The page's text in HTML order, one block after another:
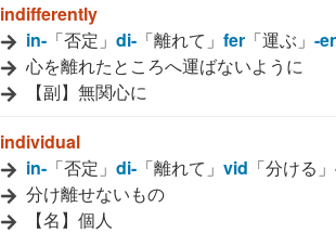
indifferently
in- 「否定」 di- 「離れて」 fer 「運ぶ」 -
心を離れたところへ運ばないように
【副】無関心に
individual
in- 「否定」 di- 「離れて」 vid 「分ける」
分け離せないもの
【名】個人